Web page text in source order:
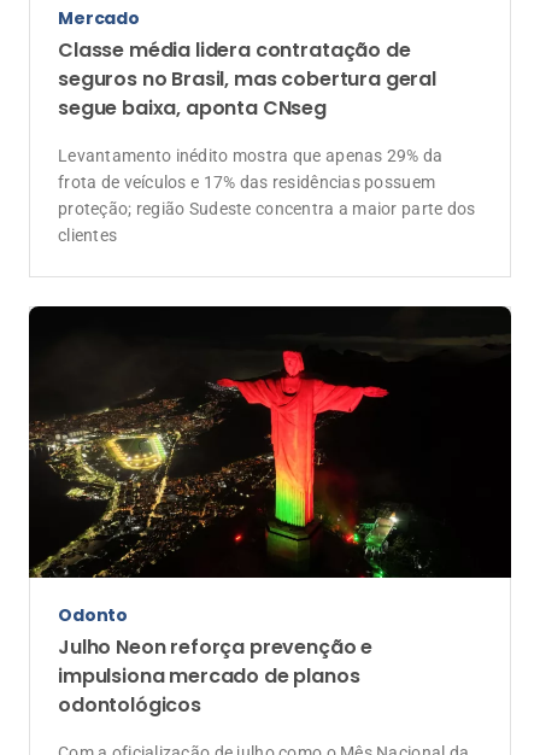
Julho Neon reforça prevenção e
impulsiona mercado de planos
odontológicos
oportunidades para corretores de seguros
Anunciantes